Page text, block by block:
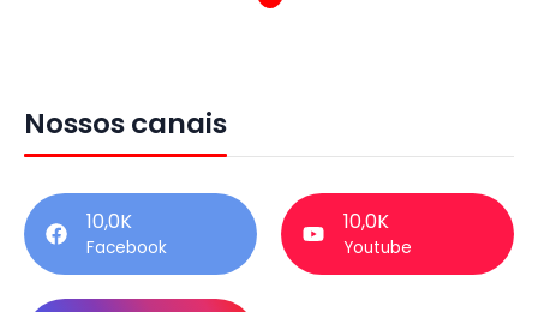
Nossos canais
10,0K
Facebook
10,0K
Youtube